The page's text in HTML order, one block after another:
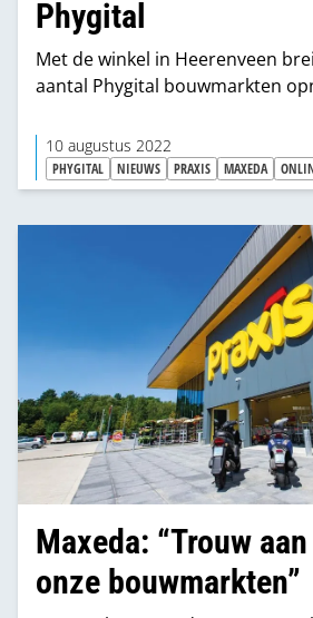
Phygital
Met de winkel in Heerenveen
aantal Phygital bouwmarkten
10 augustus 2022
PHYGITAL NIEUWS PRAXIS MAXEDA
Maxeda: “Trouw
onze bouwmarkten”